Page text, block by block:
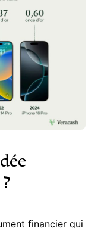
financier qui